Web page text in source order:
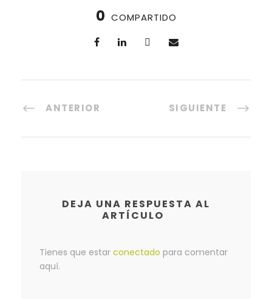
0 COMPARTIDO
ANTERIOR SIGUIENTE
DEJA UNA RESPUESTA AL
ARTÍCULO
Tienes que estar conectado para comentar
aquí.